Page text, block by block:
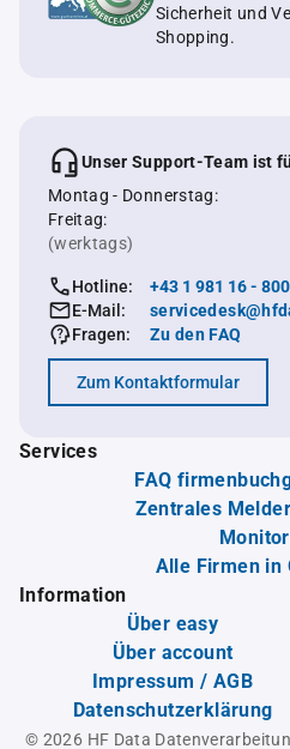
Sicherheit und
Shopping.
Unser Support-Team ist
Montag - Donnerstag:
Freitag:
(werktags)
Hotline:
+43 1 981 16 - 800
E-Mail:
Fragen:
Zu den FAQ
Zum Kontaktformular
Services
FAQ
Zentrales
Alle Firmen in
Information
Über easy
Über account
Impressum / AGB
Datenschutzerklärung
© 2026 HF Data